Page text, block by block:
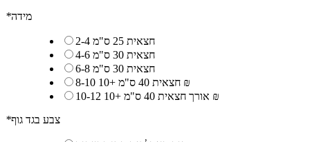
*מידה
2-4 חצאית 25 ס"מ
4-6 חצאית 30 ס"מ
6-8 חצאית 30 ס"מ
8-10 חצאית 40 ס"מ
+
10 ₪
10-12 אורך חצאית 40 ס"מ
+
10 ₪
*צבע בגד גוף